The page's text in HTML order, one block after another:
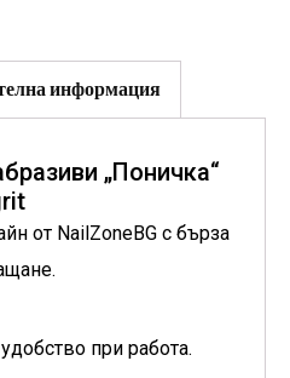
информация
„Поничка“
от NailZoneBG с бърза
при работа.